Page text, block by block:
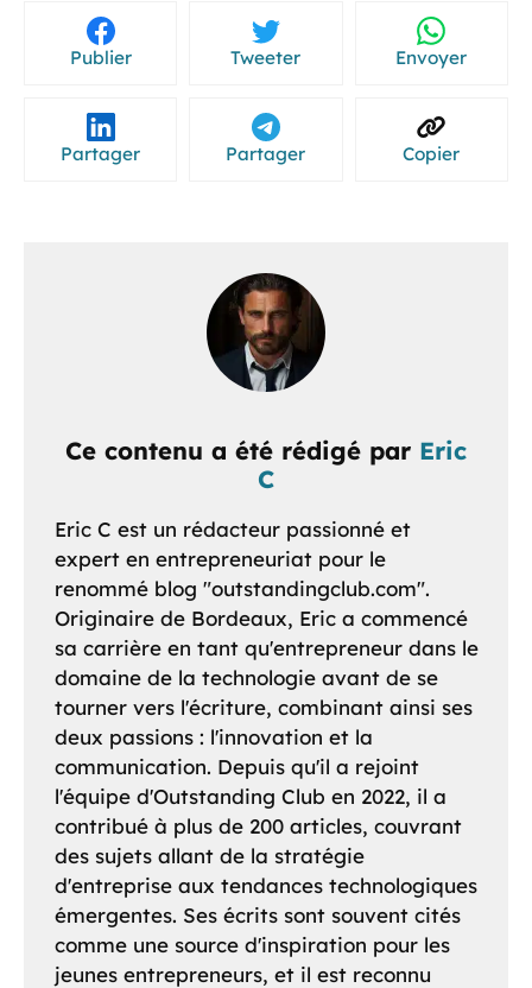
Publier Tweeter Envoyer
Partager Partager Copier
Ce contenu a été rédigé par Eric
C
Eric C est un rédacteur passionné et
expert en entrepreneuriat pour le
renommé blog "outstandingclub.com".
Originaire de Bordeaux, Eric a commencé
sa carrière en tant qu'entrepreneur dans le
domaine de la technologie avant de se
tourner vers l'écriture, combinant ainsi ses
deux passions : l'innovation et la
communication. Depuis qu'il a rejoint
l'équipe d'Outstanding Club en 2022, il a
contribué à plus de 200 articles, couvrant
des sujets allant de la stratégie
d'entreprise aux tendances technologiques
émergentes. Ses écrits sont souvent cités
comme une source d'inspiration pour les
jeunes entrepreneurs, et il est reconnu